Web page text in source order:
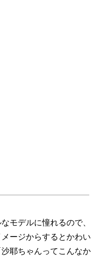
モデルに憧れるので、
ージからするとかわい
耶ちゃんってこんなか